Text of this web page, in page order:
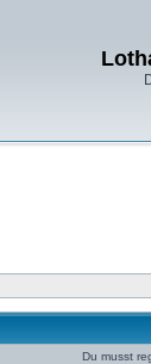
Du musst